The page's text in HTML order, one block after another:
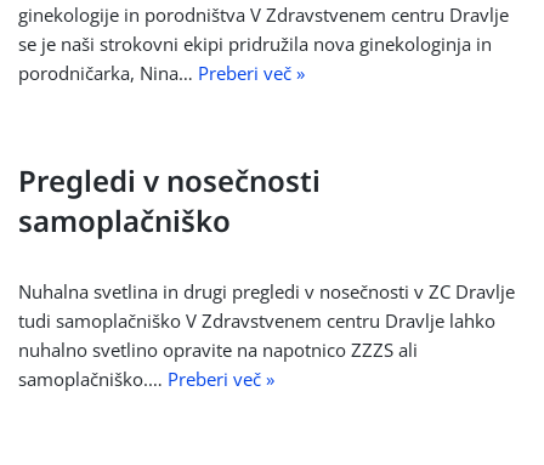
ginekologije in porodništva V Zdravstvenem centru Dravlje
se je naši strokovni ekipi pridružila nova ginekologinja in
porodničarka, Nina… Preberi več »
Pregledi v nosečnosti
samoplačniško
Nuhalna svetlina in drugi pregledi v nosečnosti v ZC Dravlje
tudi samoplačniško V Zdravstvenem centru Dravlje lahko
nuhalno svetlino opravite na napotnico ZZZS ali
samoplačniško.… Preberi več »